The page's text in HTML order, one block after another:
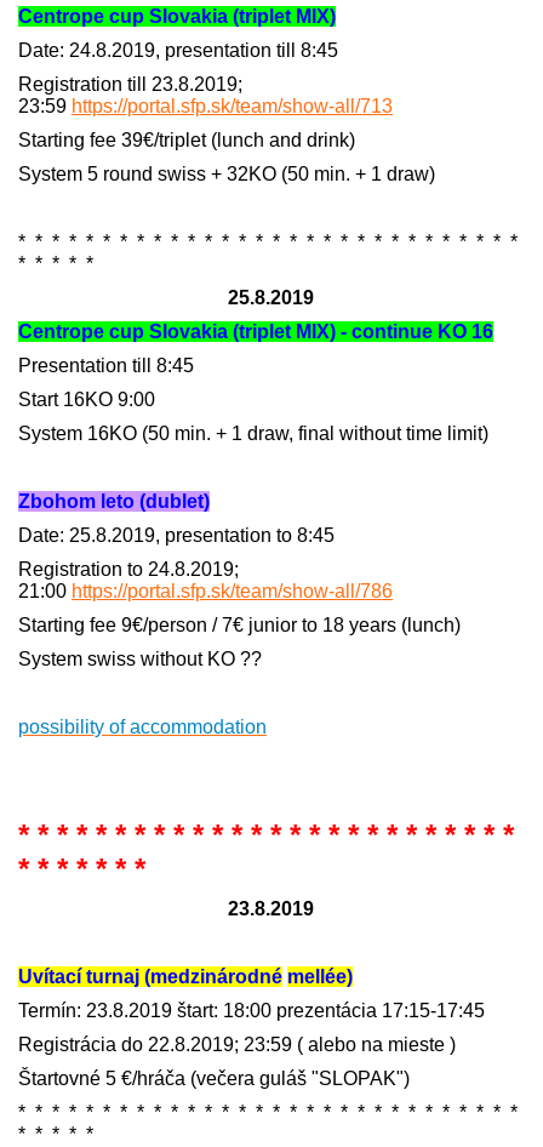
Centrope cup Slovakia (triplet MIX)
Date: 24.8.2019, presentation till 8:45
Registration till 23.8.2019;
23:59 https://portal.sfp.sk/team/show-all/713
Starting fee 39€/triplet (lunch and drink)
System 5 round swiss + 32KO (50 min. + 1 draw)
* * * * * * * * * * * * * * * * * * * * * * * * * * * * * *
* * * * *
25.8.2019
Centrope cup Slovakia (triplet MIX) - continue KO 16
Presentation till 8:45
Start 16KO 9:00
System 16KO (50 min. + 1 draw, final without time limit)
Zbohom leto (dublet)
Date: 25.8.2019, presentation to 8:45
Registration to 24.8.2019;
21:00 https://portal.sfp.sk/team/show-all/786
Starting fee 9€/person / 7€ junior to 18 years (lunch)
System swiss without KO ??
possibility of accommodation
* * * * * * * * * * * * * * * * * * * * * * * * * *
* * * * * * *
23.8.2019
Uvítací turnaj (medzinárodné mellée)
Termín: 23.8.2019 štart: 18:00 prezentácia 17:15-17:45
Registrácia do 22.8.2019; 23:59 ( alebo na mieste )
Štartovné 5 €/hráča (večera guláš "SLOPAK")
* * * * * * * * * * * * * * * * * * * * * * * * * * * * * *
* * * * *